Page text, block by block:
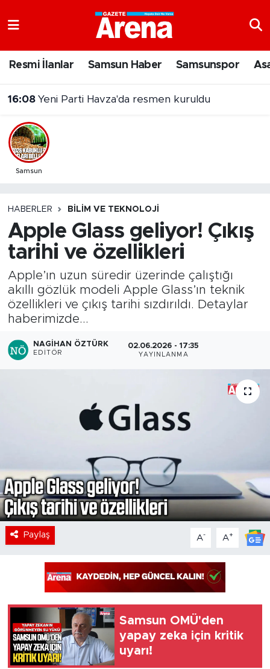
Resmi İlanlar Samsun Haber Samsunspor
16:08 Yeni Parti Havza'da resmen kuruldu
Samsun
HABERLER BILIM VE TEKNOLOJI
Apple Glass geliyor! Çıkış
tarihi ve özellikleri
Apple’ın uzun süredir üzerinde çalıştığı
akıllı gözlük modeli Apple Glass’ın teknik
özellikleri ve çıkış tarihi sızdırıldı. Detaylar
haberimizde...
NAGIHAN ÖZTÜRK
EDITÖR
02.06.2026 - 17:35
YAYINLANMA
Paylaş A- A+
Samsun OMÜ'den
yapay zeka için kritik
uyarı!
Trafik Durumu
Süper Lig Puan Durumu ve Fikstür
Son Dakika Haberleri
Haber Arşivi